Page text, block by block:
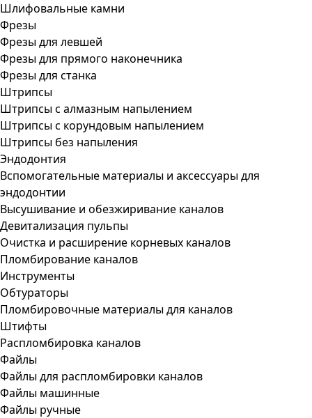
Шлифовальные камни
Фрезы
Фрезы для левшей
Фрезы для прямого наконечника
Фрезы для станка
Штрипсы
Штрипсы c алмазным напылением
Штрипсы c корундовым напылением
Штрипсы без напыления
Эндодонтия
Вспомогательные материалы и аксессуары для
эндодонтии
Высушивание и обезжиривание каналов
Девитализация пульпы
Очистка и расширение корневых каналов
Пломбирование каналов
Инструменты
Обтураторы
Пломбировочные материалы для каналов
Штифты
Распломбировка каналов
Файлы
Файлы для распломбировки каналов
Файлы машинные
Файлы ручные